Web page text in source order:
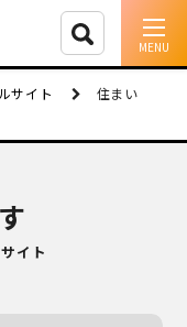
サイト
住まい
イト